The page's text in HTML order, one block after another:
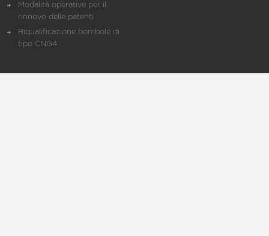
Modalità operative per il
rinnovo delle patenti
Riqualificazione bombole di
tipo CNG4